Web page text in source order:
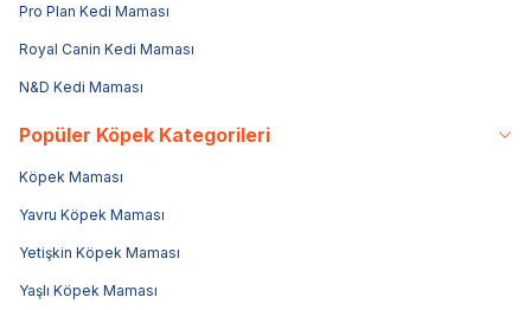
Pro Plan Kedi Maması
Royal Canin Kedi Maması
N&D Kedi Maması
Popüler Köpek Kategorileri
Köpek Maması
Yavru Köpek Maması
Yetişkin Köpek Maması
Yaşlı Köpek Maması